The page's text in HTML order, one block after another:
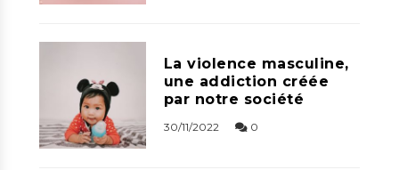
La violence masculine,
une addiction créée
par notre société
30/11/2022 0